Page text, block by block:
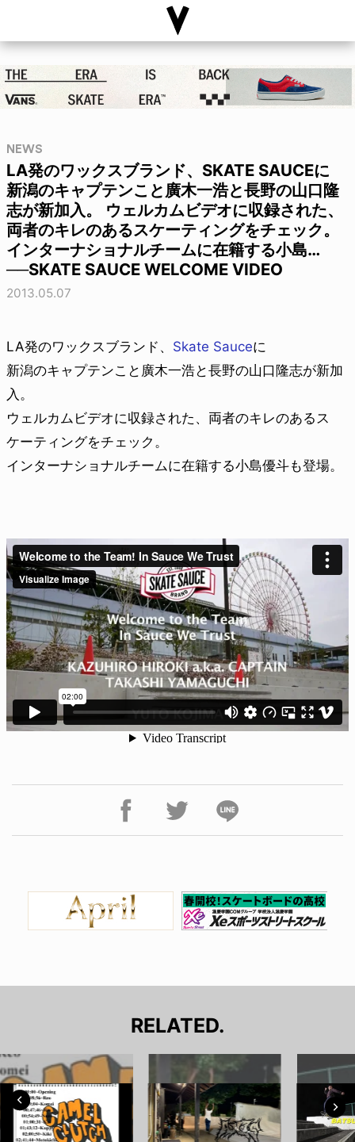
NEWS
LA発のワックスブランド、SKATE SAUCEに
新潟のキャプテンこと廣木一浩と長野の山口隆
志が新加入。 ウェルカムビデオに収録された、
両者のキレのあるスケーティングをチェック。
インターナショナルチームに在籍する小島…
──SKATE SAUCE WELCOME VIDEO
2013.05.07
LA発のワックスブランド、 Skate Sauceに
新潟のキャプテンこと廣木一浩と長野の山口隆志が新加
入。
ウェルカムビデオに収録された、両者のキレのあるス
ケーティングをチェック。
インターナショナルチームに在籍する小島優斗も登場。
RELATED.